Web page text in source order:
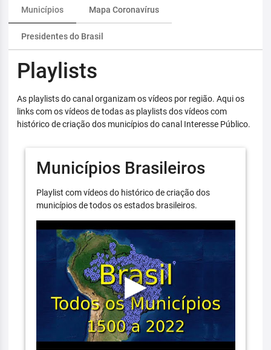
Municípios Mapa Coronavírus
Presidentes do Brasil
Playlists
As playlists do canal organizam os vídeos por região. Aqui os
links com os vídeos de todas as playlists dos vídeos com
histórico de criação dos municípios do canal Interesse Público.
Municípios Brasileiros
Playlist com vídeos do histórico de criação dos
municípios de todos os estados brasileiros.